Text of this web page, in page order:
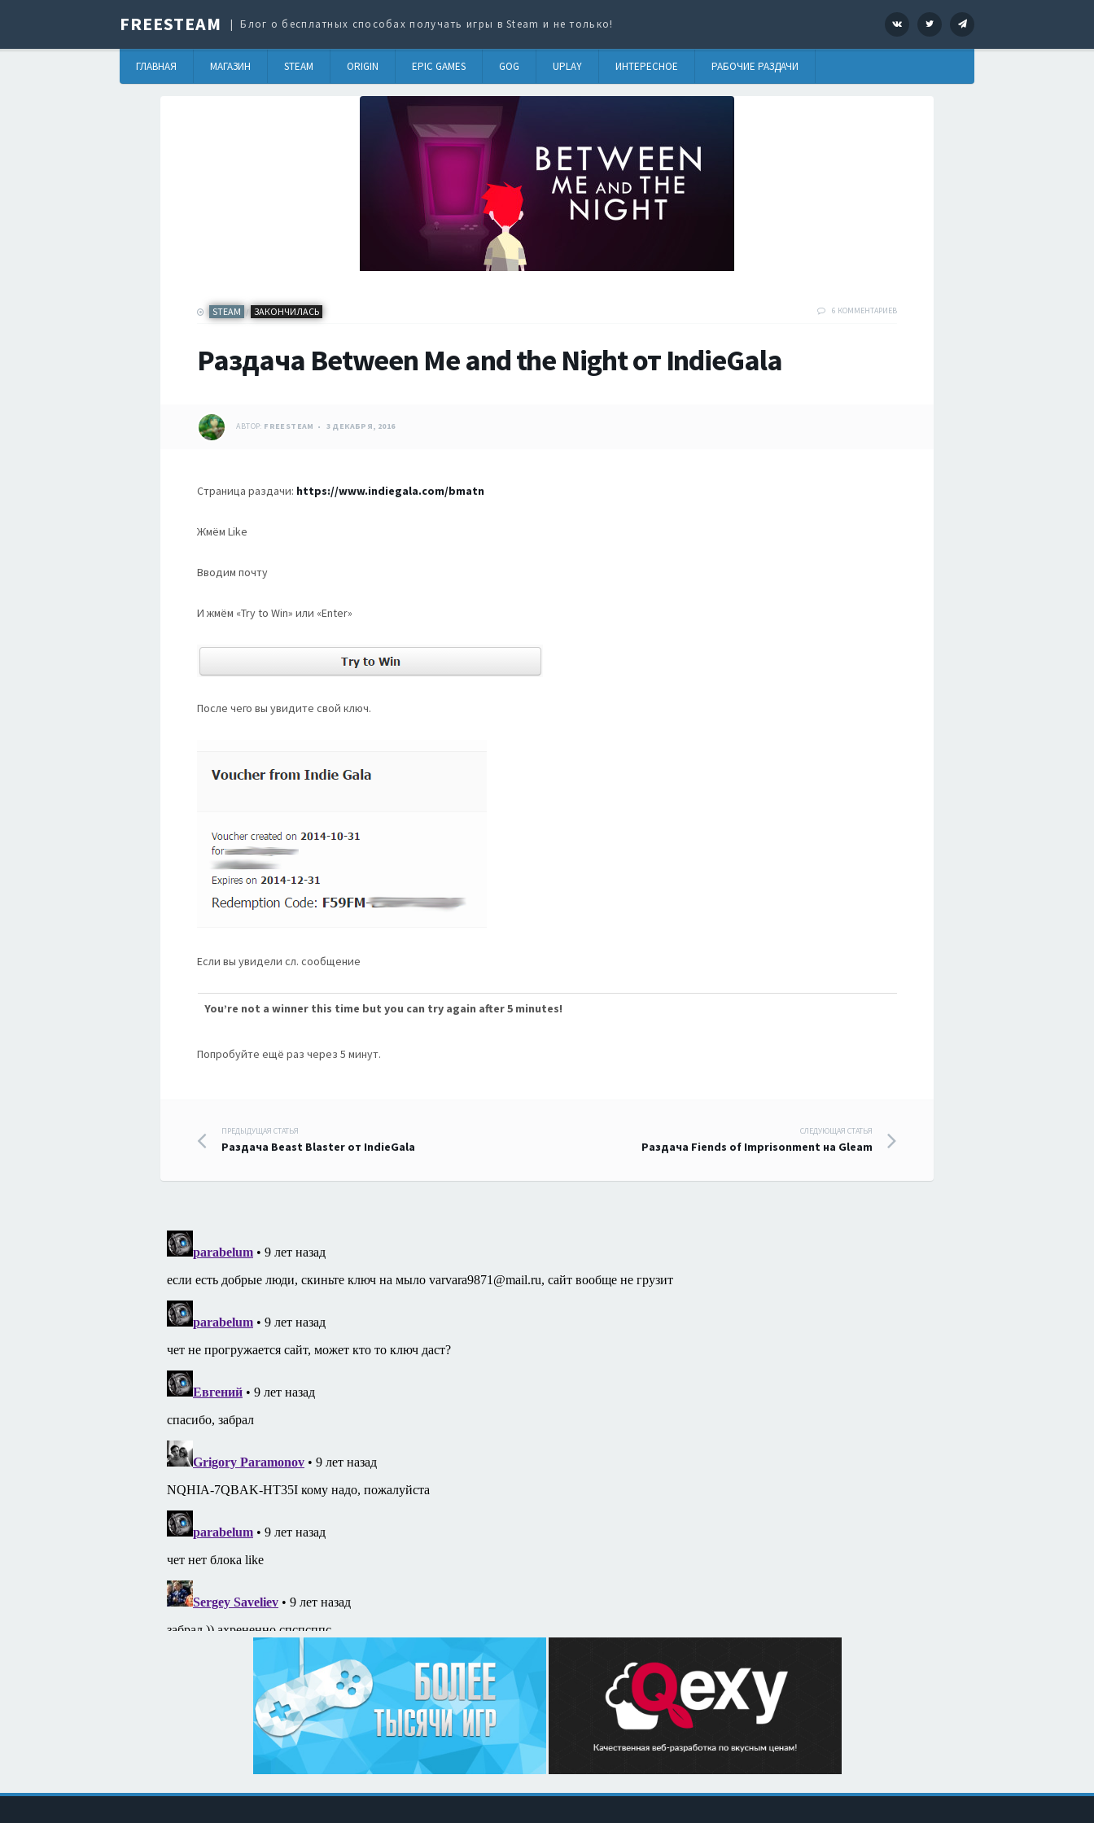
FREESTEAM Блог о бесплатных способах получать игры в Steam и не только! VK Twitter
ГЛАВНАЯ МАГАЗИН STEAM ORIGIN EPIC GAMES GOG UPLAY ИНТЕРЕСНОЕ РАБОЧИЕ РАЗДАЧИ
STEAM / ЗАКОНЧИЛАСЬ 6 КОММЕНТАРИЕВ
Раздача Between Me and the Night от IndieGala
АВТОР: FREESTEAM 3 ДЕКАБРЯ, 2016
Страница раздачи: https://www.indiegala.com/bmatn
Жмём Like
Вводим почту
И жмём «Try to Win» или «Enter»
После чего вы увидите свой ключ.
Если вы увидели сл. сообщение
You’re not a winner this time but you can try again after 5 minutes!
Попробуйте ещё раз через 5 минут.
Навигация
по
ПРЕДЫДУЩАЯ СТАТЬЯ
Раздача Beast Blaster от IndieGala
СЛЕДУЮЩАЯ СТАТЬЯ
Раздача Fiends of Imprisonment на Gleam